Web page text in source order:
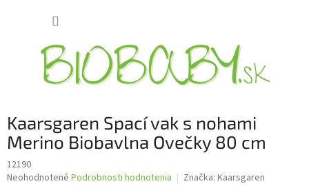
Kaarsgaren Spací vak s nohami
Merino Biobavlna Ovečky 80 cm
12190
Priemerné
Neohodnotené Podrobnosti hodnotenia Značka: Kaarsgaren